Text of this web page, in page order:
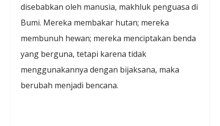
disebabkan oleh manusia, makhluk penguasa di
Bumi. Mereka membakar hutan; mereka
membunuh hewan; mereka menciptakan benda
yang berguna, tetapi karena tidak
menggunakannya dengan bijaksana, maka
berubah menjadi bencana.